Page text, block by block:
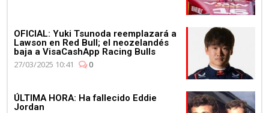
OFICIAL: Yuki Tsunoda reemplazará a
Lawson en Red Bull; el neozelandés
baja a VisaCashApp Racing Bulls
27/03/2025 10:41
0
ÚLTIMA HORA: Ha fallecido Eddie
Jordan